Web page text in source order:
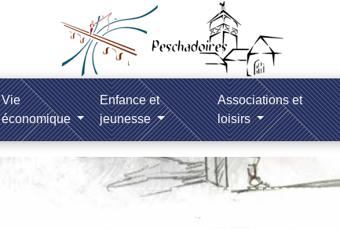
Vie
économique
Enfance et
jeunesse
Associations et
loisirs